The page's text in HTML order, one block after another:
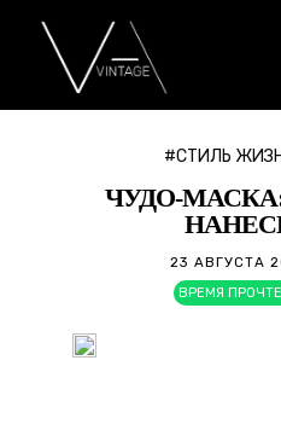
#СТИЛЬ
ЧУДО-
23 АВГУСТА
ВРЕМЯ